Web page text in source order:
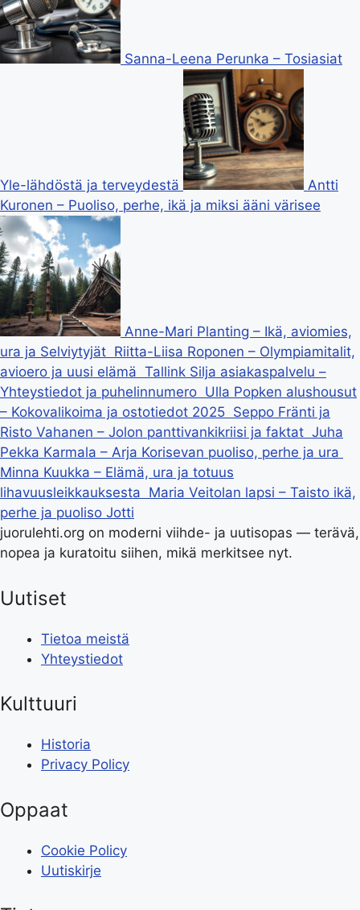
Sanna-Leena Perunka – Tosiasiat
Yle-lähdöstä ja terveydestä
Antti
Kuronen – Puoliso, perhe, ikä ja miksi ääni värisee
Anne-Mari Planting – Ikä, aviomies,
ura ja Selviytyjät Riitta-Liisa Roponen – Olympiamitalit,
avioero ja uusi elämä Tallink Silja asiakaspalvelu –
Yhteystiedot ja puhelinnumero Ulla Popken alushousut
– Kokovalikoima ja ostotiedot 2025 Seppo Fränti ja
Risto Vahanen – Jolon panttivankikriisi ja faktat Juha
Pekka Karmala – Arja Korisevan puoliso, perhe ja ura
Minna Kuukka – Elämä, ura ja totuus
lihavuusleikkauksesta Maria Veitolan lapsi – Taisto ikä,
perhe ja puoliso Jotti
juorulehti.org on moderni viihde- ja uutisopas — terävä,
nopea ja kuratoitu siihen, mikä merkitsee nyt.
Uutiset
Tietoa meistä
Yhteystiedot
Kulttuuri
Historia
Privacy Policy
Oppaat
Cookie Policy
Uutiskirje